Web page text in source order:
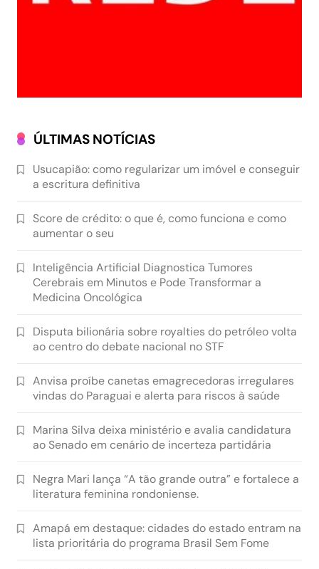
ÚLTIMAS NOTÍCIAS
Usucapião: como regularizar um imóvel e conseguir
a escritura definitiva
Score de crédito: o que é, como funciona e como
aumentar o seu
Inteligência Artificial Diagnostica Tumores
Cerebrais em Minutos e Pode Transformar a
Medicina Oncológica
Disputa bilionária sobre royalties do petróleo volta
ao centro do debate nacional no STF
Anvisa proíbe canetas emagrecedoras irregulares
vindas do Paraguai e alerta para riscos à saúde
Marina Silva deixa ministério e avalia candidatura
ao Senado em cenário de incerteza partidária
Negra Mari lança “A tão grande outra” e fortalece a
literatura feminina rondoniense.
Amapá em destaque: cidades do estado entram na
lista prioritária do programa Brasil Sem Fome